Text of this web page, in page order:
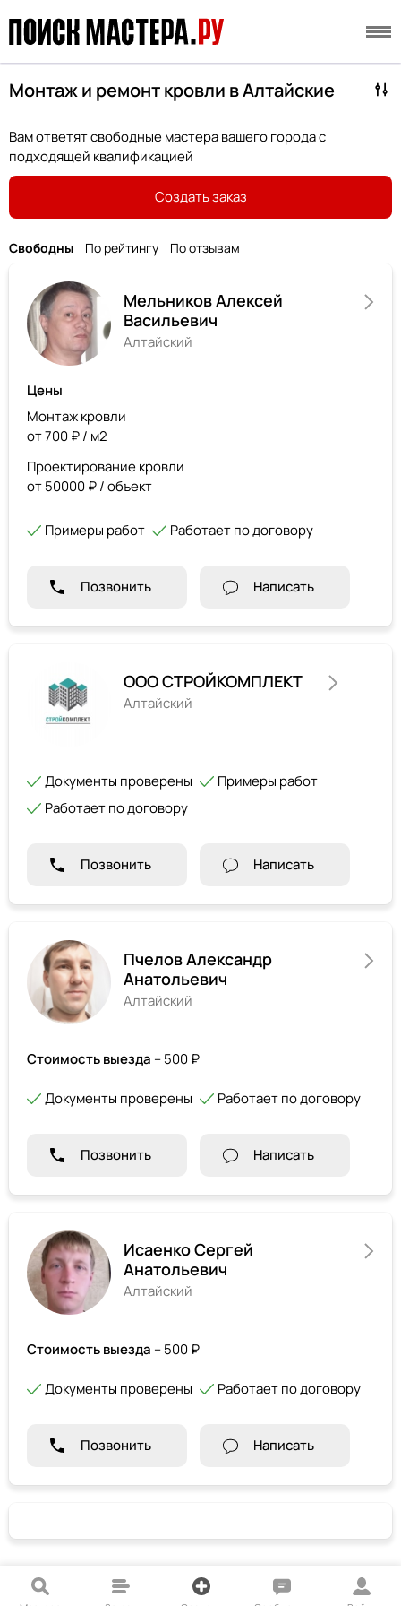
Монтаж и ремонт кровли в Алтайские
Вам ответят свободные мастера вашего города с
подходящей квалификацией
Создать заказ
Свободны По рейтингу По отзывам
Мельников Алексей
Васильевич
Алтайский
Цены
Монтаж кровли
от 700 ₽ / м2
Проектирование кровли
от 50000 ₽ / объект
Примеры работ Работает по договору
Позвонить Написать
ООО СТРОЙКОМПЛЕКТ
Алтайский
Документы проверены
Примеры работ
Работает по договору
Позвонить Написать
Пчелов Александр
Анатольевич
Алтайский
Стоимость выезда – 500 ₽
Документы проверены Работает по договору
Позвонить Написать
Исаенко Сергей
Анатольевич
Алтайский
Стоимость выезда – 500 ₽
Документы проверены Работает по договору
Позвонить Написать